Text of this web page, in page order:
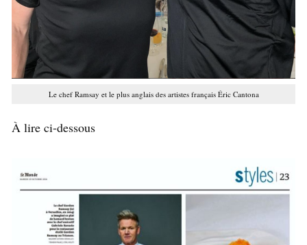
Le chef Ramsay et le plus anglais des artistes français Éric Cantona
À lire ci-dessous